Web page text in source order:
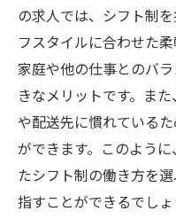
の求人では、シフト制
フスタイルに合わせた
家庭や他の仕事とのバ
きなメリットです。ま
や配送先に慣れている
ができます。このよう
たシフト制の働き方を
指すことができるでしょ